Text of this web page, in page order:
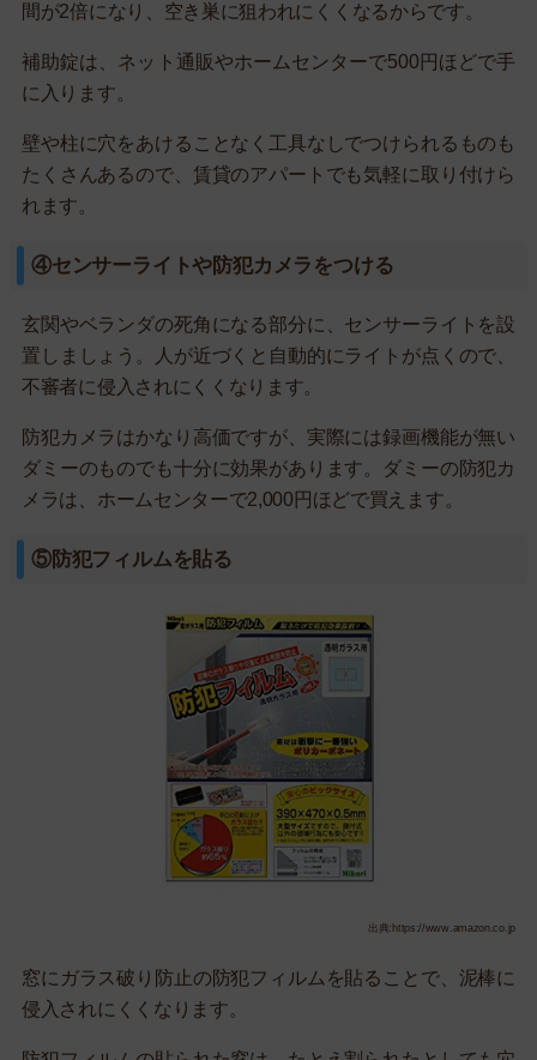
間が2倍になり、空き巣に狙われにくくなるからです。
補助錠は、ネット通販やホームセンターで500円ほどで手
に入ります。
壁や柱に穴をあけることなく工具なしでつけられるものも
たくさんあるので、賃貸のアパートでも気軽に取り付けら
れます。
④センサーライトや防犯カメラをつける
玄関やベランダの死角になる部分に、センサーライトを設
置しましょう。人が近づくと自動的にライトが点くので、
不審者に侵入されにくくなります。
防犯カメラはかなり高価ですが、実際には録画機能が無い
ダミーのものでも十分に効果があります。ダミーの防犯カ
メラは、ホームセンターで2,000円ほどで買えます。
⑤防犯フィルムを貼る
出典:https://www.amazon.co.jp
窓にガラス破り防止の防犯フィルムを貼ることで、泥棒に
侵入されにくくなります。